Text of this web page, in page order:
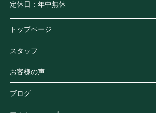
定休日： 年中無休
トップページ
スタッフ
お客様の声
ブログ